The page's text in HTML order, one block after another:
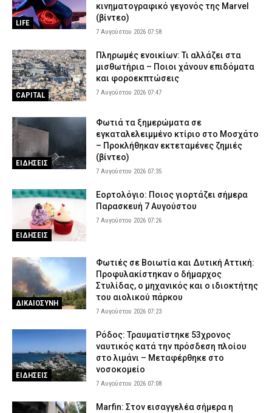
LIFE
κινηματογραφικό γεγονός της Marvel
(βίντεο)
7 Αυγούστου 2026 07:58
CAPITAL
Πληρωμές ενοικίων: Τι αλλάζει στα
μισθωτήρια – Ποιοι χάνουν επιδόματα
και φοροεκπτώσεις
7 Αυγούστου 2026 07:47
ΕΙΔΗΣΕΙΣ
Φωτιά τα ξημερώματα σε
εγκαταλελειμμένο κτίριο στο Μοσχάτο
– Προκλήθηκαν εκτεταμένες ζημιές
(βίντεο)
7 Αυγούστου 2026 07:35
ΕΙΔΗΣΕΙΣ
Εορτολόγιο: Ποιος γιορτάζει σήμερα
Παρασκευή 7 Αυγούστου
7 Αυγούστου 2026 07:26
ΔΙΚΑΙΟΣΥΝΗ
Φωτιές σε Βοιωτία και Δυτική Αττική:
Προφυλακίστηκαν ο δήμαρχος
Στυλίδας, ο μηχανικός και ο ιδιοκτήτης
του αιολικού πάρκου
7 Αυγούστου 2026 07:23
ΕΙΔΗΣΕΙΣ
Ρόδος: Τραυματίστηκε 53χρονος
ναυτικός κατά την πρόσδεση πλοίου
στο λιμάνι – Μεταφέρθηκε στο
νοσοκομείο
7 Αυγούστου 2026 07:08
Marfin: Στον εισαγγελέα σήμερα η